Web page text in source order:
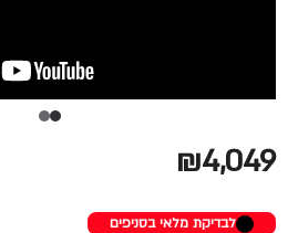
₪4,049
לבדיקת מלאי בסניפים